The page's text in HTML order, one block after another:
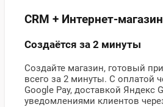
CRM + Интернет-магазин
Создаётся за 2 минуты
Создайте магазин, готовый
всего за 2 минуты. С оплатой
Google Pay, доставкой Яндекс
уведомлениями клиентов